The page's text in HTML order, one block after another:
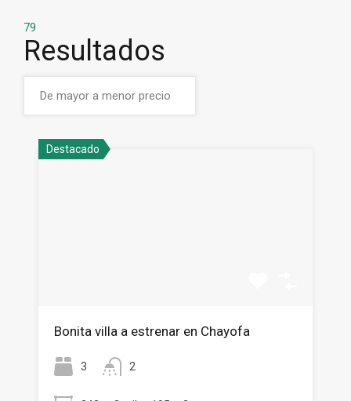
79
Resultados
Destacado
Bonita villa a estrenar en Chayofa
3 2